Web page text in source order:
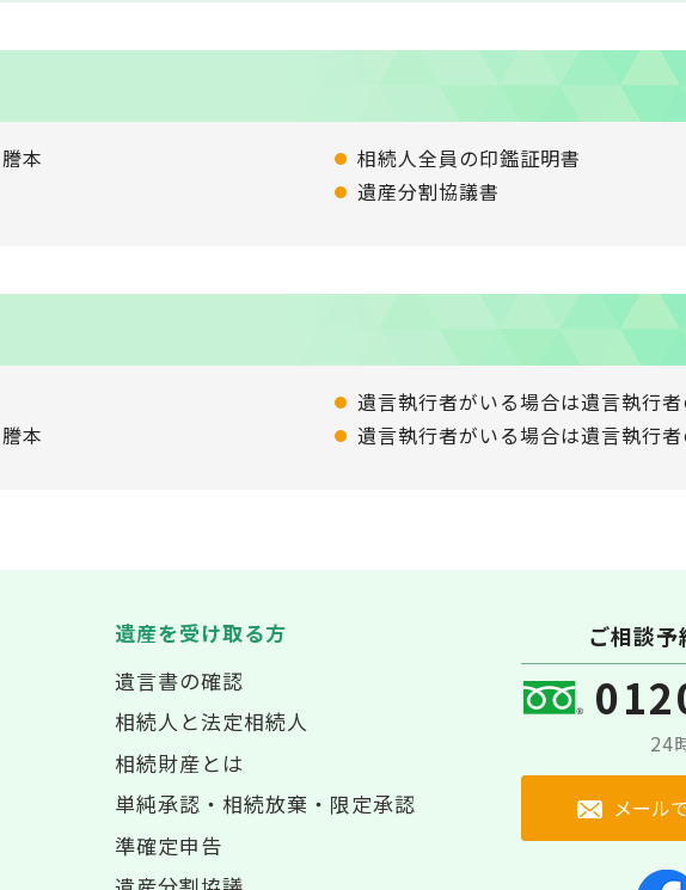
本
相続人全員の印鑑証明書
遺産分割協議書
本
遺言執行者がいる場合は遺言執行
遺言執行者がいる場合は遺言執行
遺産を受け取る方
遺言書の確認
相続人と法定相続人
相続財産とは
単純承認・相続放棄・限定承認
準確定申告
ご相談
24
メール